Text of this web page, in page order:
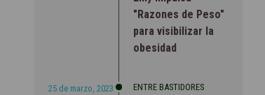
"Razones de Peso"
para visibilizar la
obesidad
25 de marzo, 2023 ENTRE BASTIDORES